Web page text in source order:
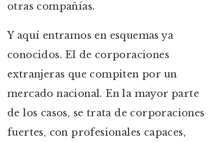
otras compañías.
Y aquí entramos en esquemas ya
conocidos. El de corporaciones
extranjeras que compiten por un
mercado nacional. En la mayor parte
de los casos, se trata de corporaciones
fuertes, con profesionales capaces,